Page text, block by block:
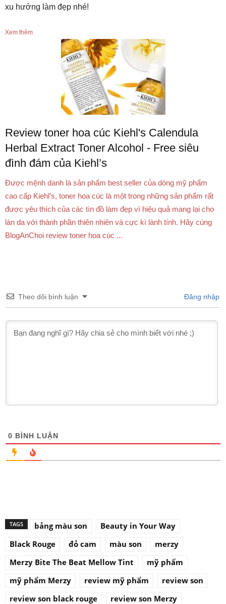
xu hướng làm đẹp nhé!
Xem thêm
Review toner hoa cúc Kiehl's Calendula
Herbal Extract Toner Alcohol - Free siêu
đình đám của Kiehl’s
Được mệnh danh là sản phẩm best seller của dòng mỹ phẩm
cao cấp Kiehl’s, toner hoa cúc là một trong những sản phẩm rất
được yêu thích của các tín đồ làm đẹp vì hiệu quả mang lại cho
làn da với thành phần thiên nhiên và cực kì lành tính. Hãy cùng
BlogAnChoi review toner hoa cúc ...
Theo dõi bình luận Đăng nhập
0 BÌNH LUẬN
TAGS bảng màu son
Beauty in Your Way
Black Rouge
đỏ cam màu son
merzy
Merzy Bite The Beat Mellow Tint
mỹ phẩm
mỹ phẩm Merzy
review mỹ phẩm
review son
review son black rouge
review son Merzy